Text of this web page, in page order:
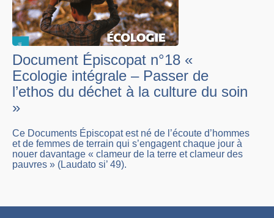
Document Épiscopat n°18 «
Ecologie intégrale – Passer de
l’ethos du déchet à la culture du soin
»
Ce Documents Épiscopat est né de l’écoute d’hommes
et de femmes de terrain qui s’engagent chaque jour à
nouer davantage « clameur de la terre et clameur des
pauvres » (Laudato si’ 49).